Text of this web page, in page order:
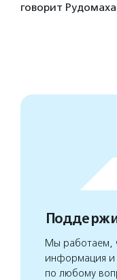
говорит
Мы работаем,
информация и
по любому